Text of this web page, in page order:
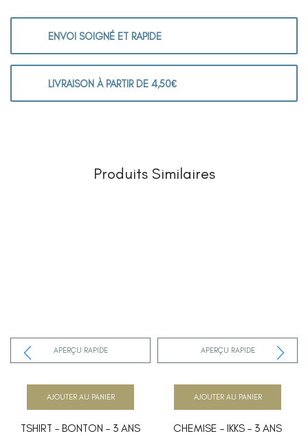
ENVOI SOIGNÉ ET RAPIDE
LIVRAISON À PARTIR DE 4,50€
Produits Similaires
APERÇU RAPIDE
TSHIRT – BONTON – 3 ANS
AJOUTER AU PANIER
APERÇU RAPIDE
CHEMISE – IKKS – 3 ANS
AJOUTER AU PANIER